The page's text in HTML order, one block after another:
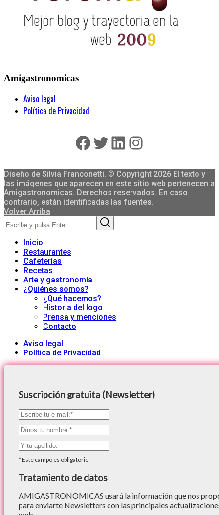
Amigastronomicas
Aviso legal
Política de Privacidad
Facebook
Twitter
LinkedIn
Instagram
Diseño de Silvia Franconetti. © Copyright 2026 El texto y
las imágenes que aparecen en este sitio web pertenecen a
Amigastronomicas. Derechos reservados. En caso
contrario, están identificadas las fuentes.
Volver Arriba
Search
for:
Inicio
Restaurantes
Cafeterías
Recetas
Arte y gastronomía
¿Quiénes somos?
¿Qué hacemos?
Historia del logo
Prensa y menciones
Contacto
Aviso legal
Política de Privacidad
Suscripción gratuita (Newsletter)
*Este campo es obligatorio
Tratamiento de datos
AMIGASTRONOMICAS usará la información que nos
para enviarte Newsletters con las principales